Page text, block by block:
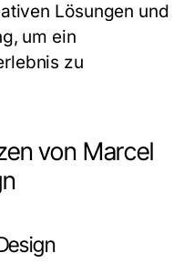
Lösungen und
um ein
zu
von Marcel